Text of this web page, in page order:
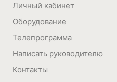
Личный кабинет
Оборудование
Телепрограмма
Написать руководителю
Контакты